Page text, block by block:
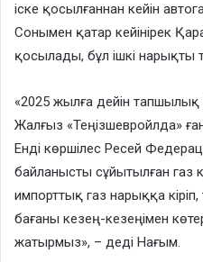
іске қосылғаннан кейін
Сонымен қатар кейінірек
қосылады, бұл ішкі нарықты
«2025 жылға дейін
Жалғыз «Теңізшевройлда»
Енді көршілес Ресей
байланысты сұйытылған газ
импорттық газ нарыққа
бағаны кезең-кезеңімен
жатырмыз», – деді Нағым.